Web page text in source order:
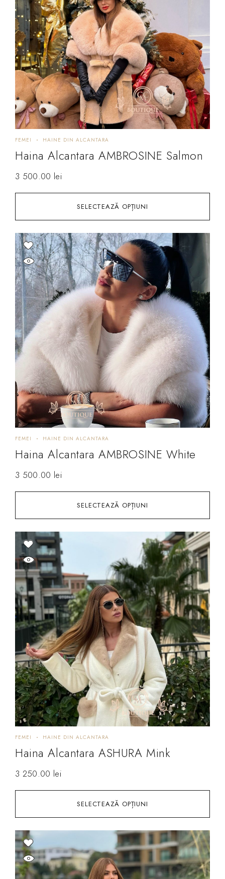
SELECTEAZĂ OPȚIUNI
FEMEI HAINE DIN ALCANTARA
Haina Alcantara AMBROSINE Salmon
3 500.00 lei
SELECTEAZĂ OPȚIUNI
FEMEI HAINE DIN ALCANTARA
Haina Alcantara AMBROSINE White
3 500.00 lei
SELECTEAZĂ OPȚIUNI
FEMEI HAINE DIN ALCANTARA
Haina Alcantara ASHURA Mink
3 250.00 lei